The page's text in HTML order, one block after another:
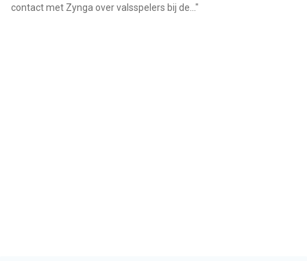
contact met Zynga over valsspelers bij de... "